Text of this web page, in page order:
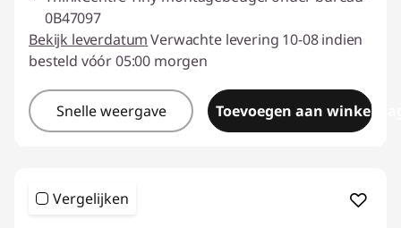
0B47097
Bekijk leverdatumVerwachte levering 10-08 indien
besteld vóór 05:00 morgen
Snelle weergave Toevoegen aan
Vergelijken